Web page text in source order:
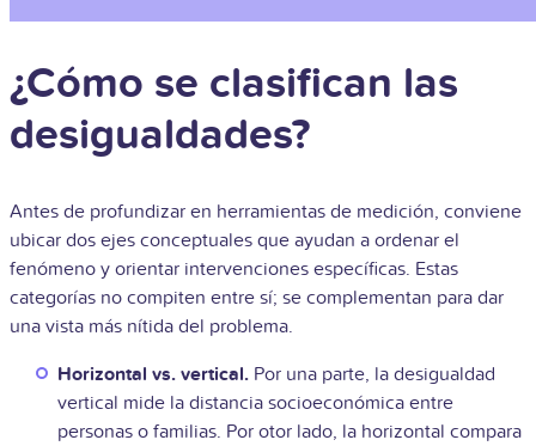
¿Cómo se clasifican las
desigualdades?
Antes de profundizar en herramientas de medición, conviene
ubicar dos ejes conceptuales que ayudan a ordenar el
fenómeno y orientar intervenciones específicas. Estas
categorías no compiten entre sí; se complementan para dar
una vista más nítida del problema.
Horizontal vs. vertical. Por una parte, la desigualdad
vertical mide la distancia socioeconómica entre
personas o familias. Por otor lado, la horizontal compara